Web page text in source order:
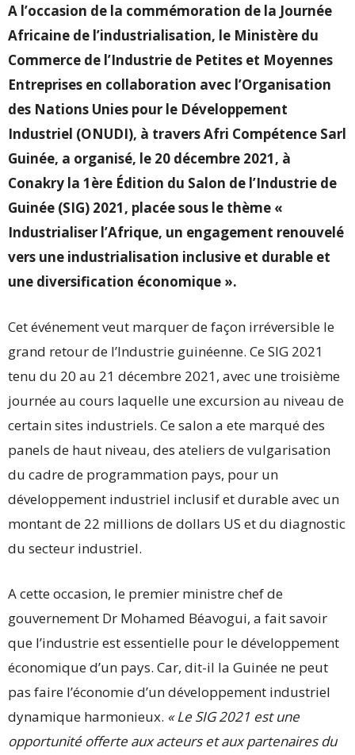
A l’occasion de la commémoration de la Journée
Africaine de l’industrialisation, le Ministère du
Commerce de l’Industrie de Petites et Moyennes
Entreprises en collaboration avec l’Organisation
des Nations Unies pour le Développement
Industriel (ONUDI), à travers Afri Compétence Sarl
Guinée, a organisé, le 20 décembre 2021, à
Conakry la 1ère Édition du Salon de l’Industrie de
Guinée (SIG) 2021, placée sous le thème «
Industrialiser l’Afrique, un engagement renouvelé
vers une industrialisation inclusive et durable et
une diversification économique ».
Cet événement veut marquer de façon irréversible le
grand retour de l’Industrie guinéenne. Ce SIG 2021
tenu du 20 au 21 décembre 2021, avec une troisième
journée au cours laquelle une excursion au niveau de
certain sites industriels. Ce salon a ete marqué des
panels de haut niveau, des ateliers de vulgarisation
du cadre de programmation pays, pour un
développement industriel inclusif et durable avec un
montant de 22 millions de dollars US et du diagnostic
du secteur industriel.
A cette occasion, le premier ministre chef de
gouvernement Dr Mohamed Béavogui, a fait savoir
que l’industrie est essentielle pour le développement
économique d’un pays. Car, dit-il la Guinée ne peut
pas faire l’économie d’un développement industriel
dynamique harmonieux. « Le SIG 2021 est une
opportunité offerte aux acteurs et aux partenaires du